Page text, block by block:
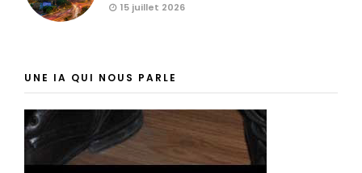
15 juillet 2026
UNE IA QUI NOUS PARLE